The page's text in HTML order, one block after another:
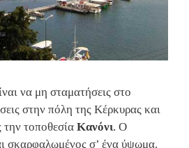
να μη σταματήσεις στο
στην πόλη της Κέρκυρας και
την τοποθεσία Κανόνι. Ο
σκαρφαλωμένος σ’ ένα ύψωμα.